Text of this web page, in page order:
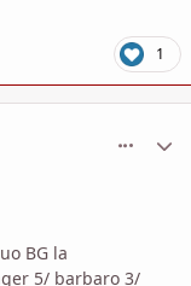
1
BG la
5/ barbaro 3/